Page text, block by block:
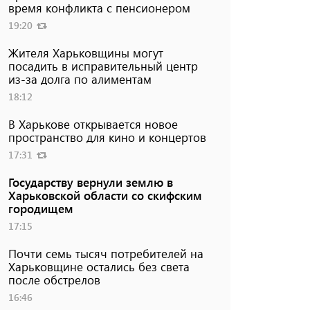
время конфликта с пенсионером
19:20
Жителя Харьковщины могут
посадить в исправительный центр
из-за долга по алиментам
18:12
В Харькове открывается новое
пространство для кино и концертов
17:31
Государству вернули землю в
Харьковской области со скифским
городищем
17:15
Почти семь тысяч потребителей на
Харьковщине остались без света
после обстрелов
16:46